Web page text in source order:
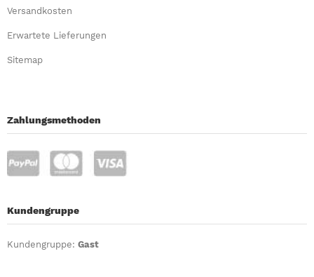
Versandkosten
Erwartete Lieferungen
Sitemap
Zahlungsmethoden
Kundengruppe
Kundengruppe: Gast